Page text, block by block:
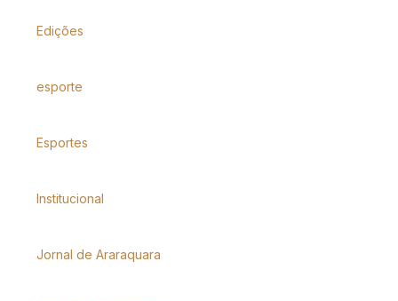
Edições
esporte
Esportes
Institucional
Jornal de Araraquara